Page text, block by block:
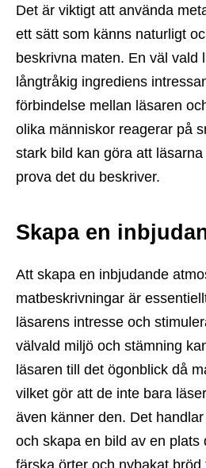
Det är viktigt att använda
ett sätt som känns naturligt
beskrivna maten. En väl vald
långtråkig ingrediens
förbindelse mellan läsaren
olika människor reagerar på
stark bild kan göra att
prova det du beskriver.
Skapa en
Att skapa en inbjudande
matbeskrivningar är
läsarens intresse och
välvald miljö och stämning
läsaren till det ögonblick då
vilket gör att de inte bara
även känner den. Det
och skapa en bild av en plats